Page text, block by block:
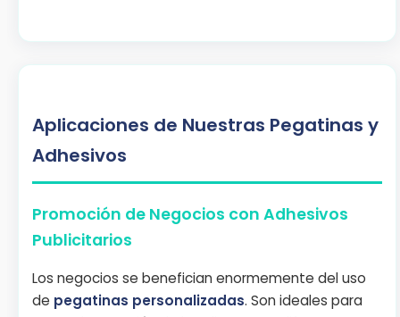
Aplicaciones de Nuestras Pegatinas y
Adhesivos
Promoción de Negocios con Adhesivos
Publicitarios
Los negocios se benefician enormemente del uso
de pegatinas personalizadas. Son ideales para